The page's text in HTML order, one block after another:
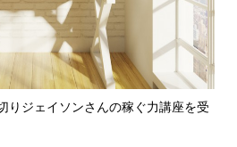
りジェイソンさんの稼ぐ力講座を受